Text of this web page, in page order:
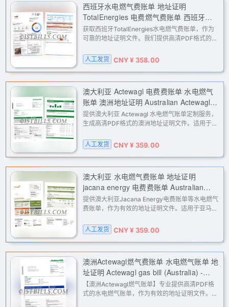
西班牙水电燃气费账单 地址证明
TotalEnergies 电费燃气费账单 西班牙语
Spanish electricity, water, and gas bill
(address proof) TotalEnergies electricity
获取西班牙TotalEnergies水电燃气费账单，作为
可靠的地址证明文件。我们提供高清PDF格式的定
Stripe等平台的二审或KYC地址验证需求而设计，
助您轻松完成账户验证与申诉。
人工发货 CNY ¥ 358.00
澳大利亚 Actewagl 电费费账单 水电燃气
账单 澳洲地址证明 Australian Actewagl
electricity bill, water and gas bill,
Australian address proof.
提供澳大利亚 Actewagl 水电燃气账单定制服务，
生成高清PDF格式的澳洲地址证明文件。适用于亚
证、KYC认证及地址核验，解决各类账户因地址问
题导致的限制，是跨境电商与海外
人工发货 CNY ¥ 359.00
澳大利亚 水电燃气费账单 地址证明
jacana energy 电费费账单 Australian
utility bills (water, electricity, gas),
address proof, Jacana Energy electricity
提供澳大利亚Jacana Energy电费账单等水电燃气
费账单，作为有效的地址证明文件。适用于亚马
KYC认证及账户解封，解决各类海外服务地址核验
问题。高清PDF格式，人工定制，
人工发货 CNY ¥ 359.00
澳洲Actewagl燃气费账单 水电燃气账单 地
址证明 Actewagl gas bill (Australia) -
Utility bill (electricity, water, gas) - Proof
of address
【澳洲Actewagl燃气账单】专业提供高清PDF格
式的水电燃气账单，作为有效的地址证明文件。适